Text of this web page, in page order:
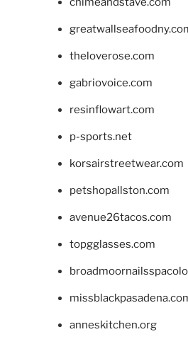
theloverose.com
gabriovoice.com
resinflowart.com
p-sports.net
korsairstreetwear.com
petshopallston.com
avenue26tacos.com
topgglasses.com
anneskitchen.org